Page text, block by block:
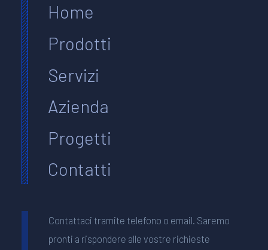
Home
Prodotti
Servizi
Azienda
Progetti
Contatti
Contattaci tramite telefono o email. Saremo
pronti a rispondere alle vostre richieste